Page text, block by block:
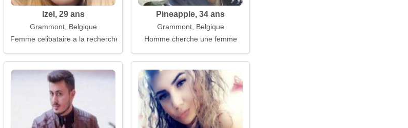
Izel, 29 ans
Grammont, Belgique
Femme celibataire a la recherche d'un mari
Pineapple, 34 ans
Grammont, Belgique
Homme cherche une femme